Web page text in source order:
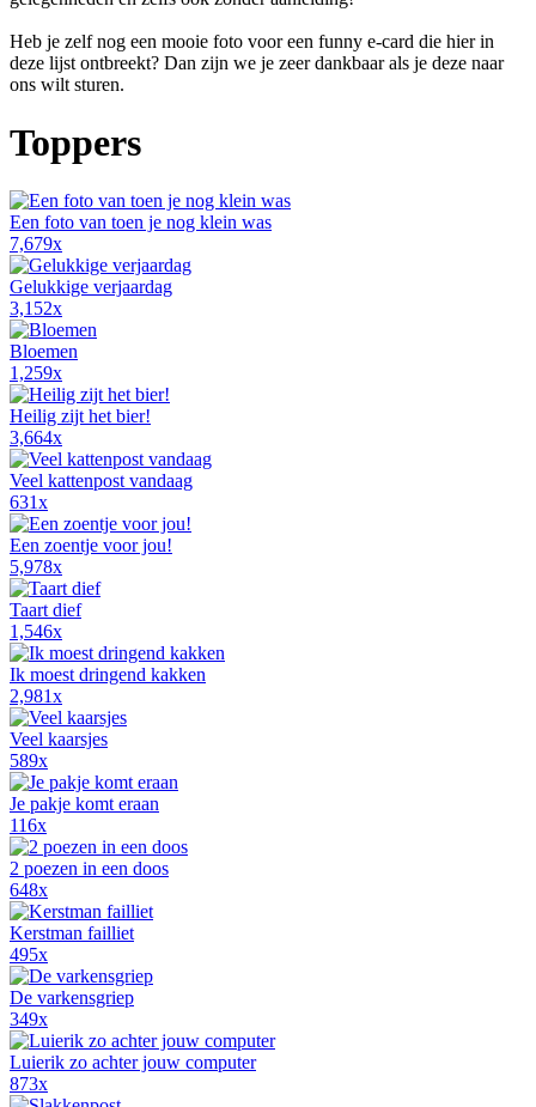
Heb je zelf nog een mooie foto voor een funny e-card die hier in
deze lijst ontbreekt? Dan zijn we je zeer dankbaar als je deze naar
ons wilt sturen.
Toppers
Een foto van toen je nog klein was
7,679x
Gelukkige verjaardag
3,152x
Bloemen
1,259x
Heilig zijt het bier!
3,664x
Veel kattenpost vandaag
631x
Een zoentje voor jou!
5,978x
Taart dief
1,546x
Ik moest dringend kakken
2,981x
Veel kaarsjes
589x
Je pakje komt eraan
116x
2 poezen in een doos
648x
Kerstman failliet
495x
De varkensgriep
349x
Luierik zo achter jouw computer
873x